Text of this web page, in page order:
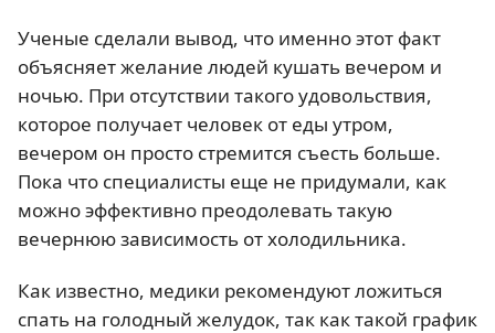
Ученые сделали вывод, что именно этот факт
объясняет желание людей кушать вечером и
ночью. При отсутствии такого удовольствия,
которое получает человек от еды утром,
вечером он просто стремится съесть больше.
Пока что специалисты еще не придумали, как
можно эффективно преодолевать такую
вечернюю зависимость от холодильника.
Как известно, медики рекомендуют ложиться
спать на голодный желудок, так как такой график